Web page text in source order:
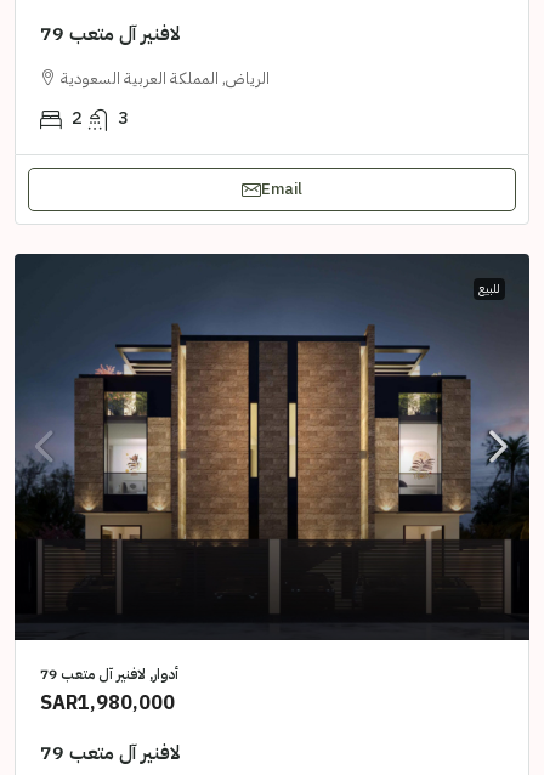
لافنير آل متعب 79
الرياض, المملكة العربية السعودية
2 3
Email
للبيع
أدوار, لافنير آل متعب 79
SAR1,980,000
لافنير آل متعب 79